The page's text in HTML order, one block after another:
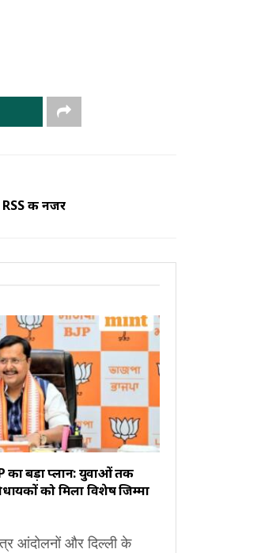
की नजर
का बड़ा प्लान: युवाओं तक
को मिला विशेष जिम्मा
आंदोलनों और दिल्ली के